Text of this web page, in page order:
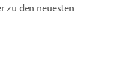
zu den neuesten